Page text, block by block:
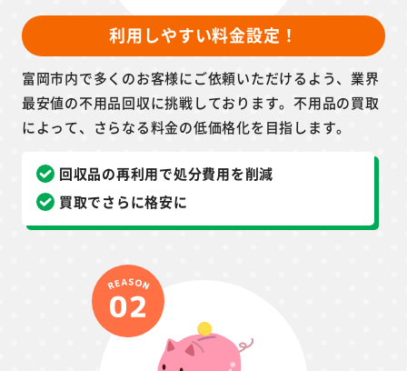
利用しやすい料金設定！
富岡市内で多くのお客様にご依頼いただけるよう、業界
最安値の不用品回収に挑戦しております。不用品の買取
によって、さらなる料金の低価格化を目指します。
回収品の再利用で処分費用を削減
買取でさらに格安に